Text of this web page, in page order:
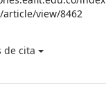
view/8462
de cita